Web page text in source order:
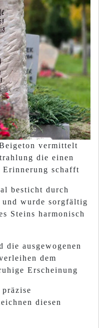
vermittelt
die einen
schafft
besticht durch
und wurde sorgfältig
Steins harmonisch
die ausgewogenen
dem
Erscheinung
diesen